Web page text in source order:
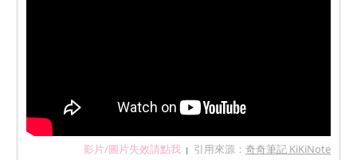
影片/圖片失效請點我 | 引用來源： 奇奇筆記 KiKiNote